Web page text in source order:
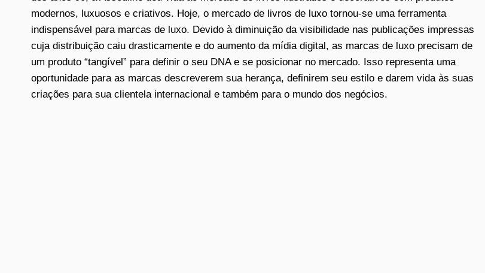
modernos, luxuosos e criativos. Hoje, o mercado de livros de luxo tornou-se uma ferramenta
indispensável para marcas de luxo. Devido à diminuição da visibilidade nas publicações impressas
cuja distribuição caiu drasticamente e do aumento da mídia digital, as marcas de luxo precisam de
um produto “tangível” para definir o seu DNA e se posicionar no mercado. Isso representa uma
oportunidade para as marcas descreverem sua herança, definirem seu estilo e darem vida às suas
criações para sua clientela internacional e também para o mundo dos negócios.